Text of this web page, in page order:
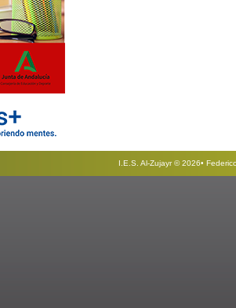
I.E.S. Al-Zujayr © 2026•